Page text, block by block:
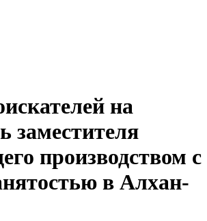
на
заместителя
производством с
в Алхан-